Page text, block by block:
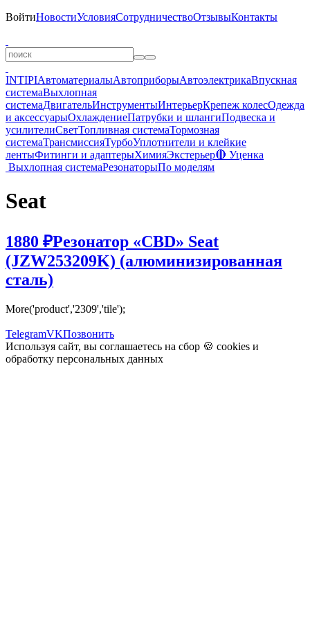
ВойтиНовостиУсловияСотрудничествоОтзывыКонтакты
INTIPIАвтоматериалыАвтоприборыАвтоэлектрикаВпускная
системаВыхлопная
системаДвигательИнструментыИнтерьерКрепеж колесОдежда
и аксессуарыОхлаждениеПатрубки и шлангиПодвеска и
усилителиСветТопливная системаТормозная
системаТрансмиссияТурбоУплотнители и клейкие
лентыФитинги и адаптерыХимияЭкстерьер🔴 Уценка
Выхлопная системаРезонаторыПо моделям
Seat
1880 ₽Резонатор «CBD» Seat
(JZW253209K) (алюминизированная
сталь)
More('product','2309','tile');
TelegramVKПозвонить
Используя сайт, вы соглашаетесь на сбор 🍪 cookies и
обработку персональных данных